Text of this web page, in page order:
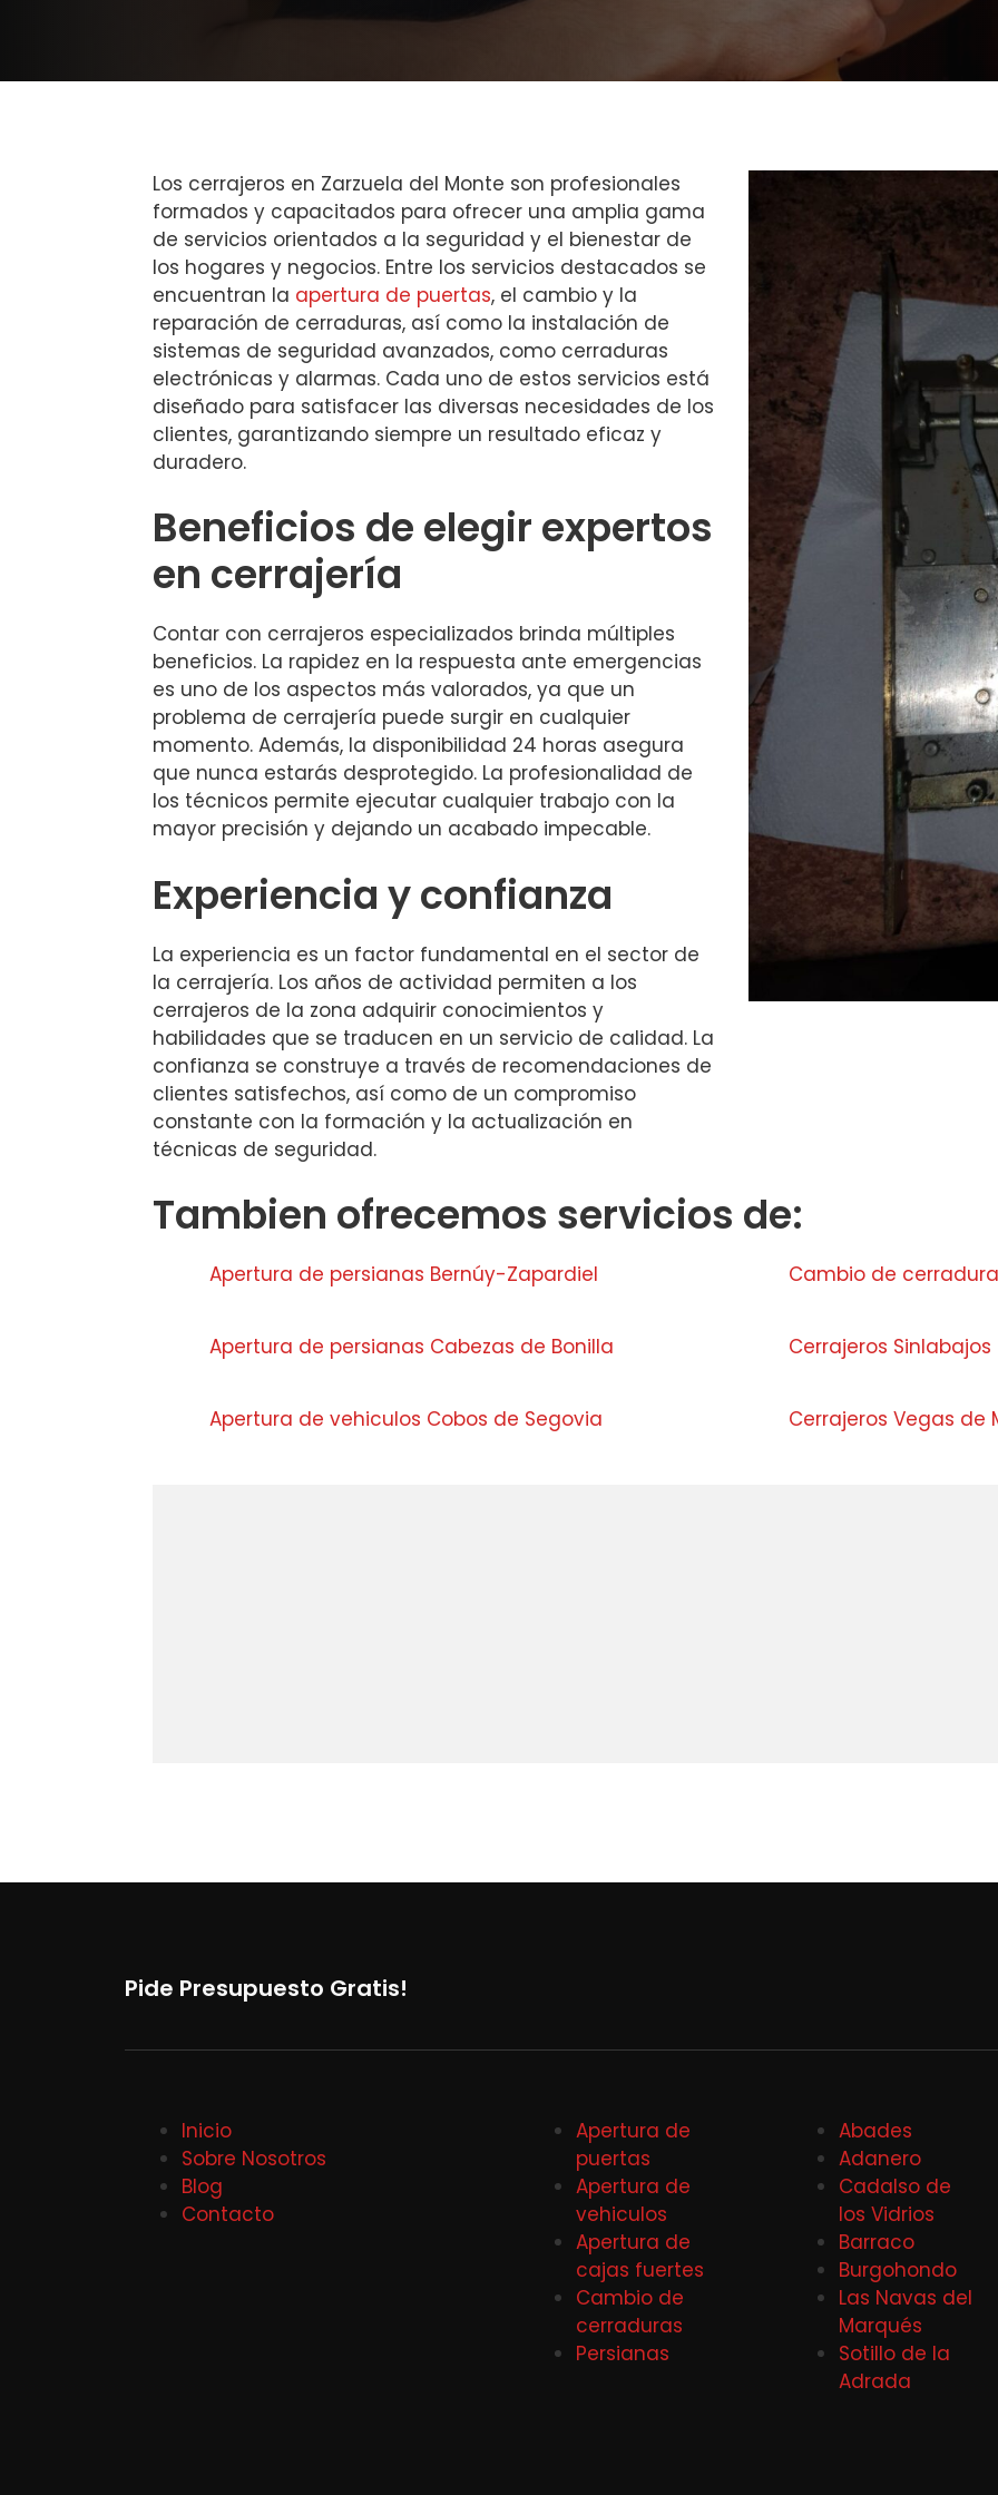
Los cerrajeros en Zarzuela del Monte son profesionales
formados y capacitados para ofrecer una amplia gama
de servicios orientados a la seguridad y el bienestar de
los hogares y negocios. Entre los servicios destacados se
encuentran la apertura de puertas, el cambio y la
reparación de cerraduras, así como la instalación de
sistemas de seguridad avanzados, como cerraduras
electrónicas y alarmas. Cada uno de estos servicios está
diseñado para satisfacer las diversas necesidades de los
clientes, garantizando siempre un resultado eficaz y
duradero.
Beneficios de elegir expertos
en cerrajería
Contar con cerrajeros especializados brinda múltiples
beneficios. La rapidez en la respuesta ante emergencias
es uno de los aspectos más valorados, ya que un
problema de cerrajería puede surgir en cualquier
momento. Además, la disponibilidad 24 horas asegura
que nunca estarás desprotegido. La profesionalidad de
los técnicos permite ejecutar cualquier trabajo con la
mayor precisión y dejando un acabado impecable.
Experiencia y confianza
La experiencia es un factor fundamental en el sector de
la cerrajería. Los años de actividad permiten a los
cerrajeros de la zona adquirir conocimientos y
habilidades que se traducen en un servicio de calidad. La
confianza se construye a través de recomendaciones de
clientes satisfechos, así como de un compromiso
constante con la formación y la actualización en
técnicas de seguridad.
Tambien ofrecemos servicios de:
Apertura de persianas Bernúy-Zapardiel Cambio de
Apertura de persianas Cabezas de Bonilla Cerrajeros Sinlabajos
Apertura de vehiculos Cobos de Segovia Cerrajeros Vegas de
Pide Presupuesto Gratis!
Inicio
Sobre Nosotros
Blog
Contacto
Apertura de
puertas
Apertura de
vehiculos
Apertura de
cajas fuertes
Cambio de
cerraduras
Persianas
Abades
Adanero
Cadalso de
los Vidrios
Barraco
Burgohondo
Las Navas del
Marqués
Sotillo de la
Adrada